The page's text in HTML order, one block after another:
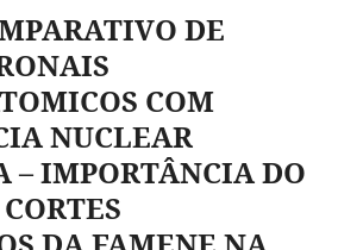
DE
COM
NUCLEAR
– IMPORTÂNCIA DO